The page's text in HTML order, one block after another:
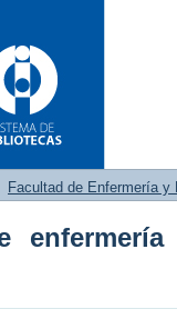
de
Facultad de Enfermería y